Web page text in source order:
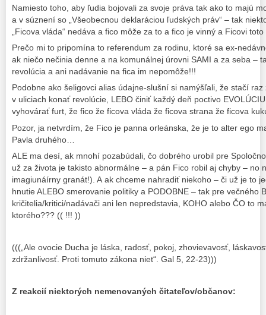
Namiesto toho, aby ľudia bojovali za svoje práva tak ako to majú
a v súznení so „Všeobecnou deklaráciou ľudských práv“ – tak
„Ficova vláda“ nedáva a fico môže za to a fico je vinný a Ficovi
Prečo mi to pripomína to referendum za rodinu, ktoré sa ex-
ak niečo nečinia denne a na komunálnej úrovni SAMI a za seba –
revolúcia a ani nadávanie na fica im nepomôže!!!
Podobne ako šeligovci alias údajne-slušní si namýšľali, že stačí
v uliciach konať revolúcie, LEBO činiť každý deň poctivo
vyhovárať furt, že fico že ficova vláda že ficova strana že ficova
Pozor, ja netvrdím, že Fico je panna orleánska, že je to alter ego
Pavla druhého…
ALE ma desí, ak mnohí pozabúdali, čo dobrého urobil pre
už za života je takisto abnormálne – a pán Fico robil aj chyby – no
imagiunáírny granát!). A ak chceme nahradiť niekoho – či už je to
hnutie ALEBO smerovanie politiky a PODOBNE – tak pre večného
kričitelia/kritici/nadávači ani len nepredstavia, KOHO alebo ČO to
ktorého??? (( !!! ))
(((„Ale ovocie Ducha je láska, radosť, pokoj, zhovievavosť,
zdržanlivosť. Proti tomuto zákona niet“. Gal 5, 22-23)))
Z reakcií niektorých nemenovaných čitateľov/občanov: